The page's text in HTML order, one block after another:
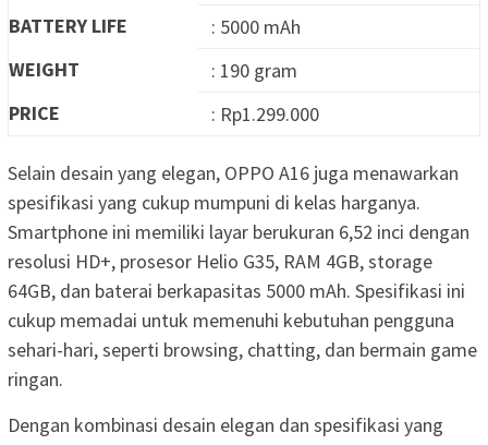
BATTERY LIFE
: 5000 mAh
WEIGHT
: 190 gram
PRICE
: Rp1.299.000
Selain desain yang elegan, OPPO A16 juga menawarkan
spesifikasi yang cukup mumpuni di kelas harganya.
Smartphone ini memiliki layar berukuran 6,52 inci dengan
resolusi HD+, prosesor Helio G35, RAM 4GB, storage
64GB, dan baterai berkapasitas 5000 mAh. Spesifikasi ini
cukup memadai untuk memenuhi kebutuhan pengguna
sehari-hari, seperti browsing, chatting, dan bermain game
ringan.
Dengan kombinasi desain elegan dan spesifikasi yang